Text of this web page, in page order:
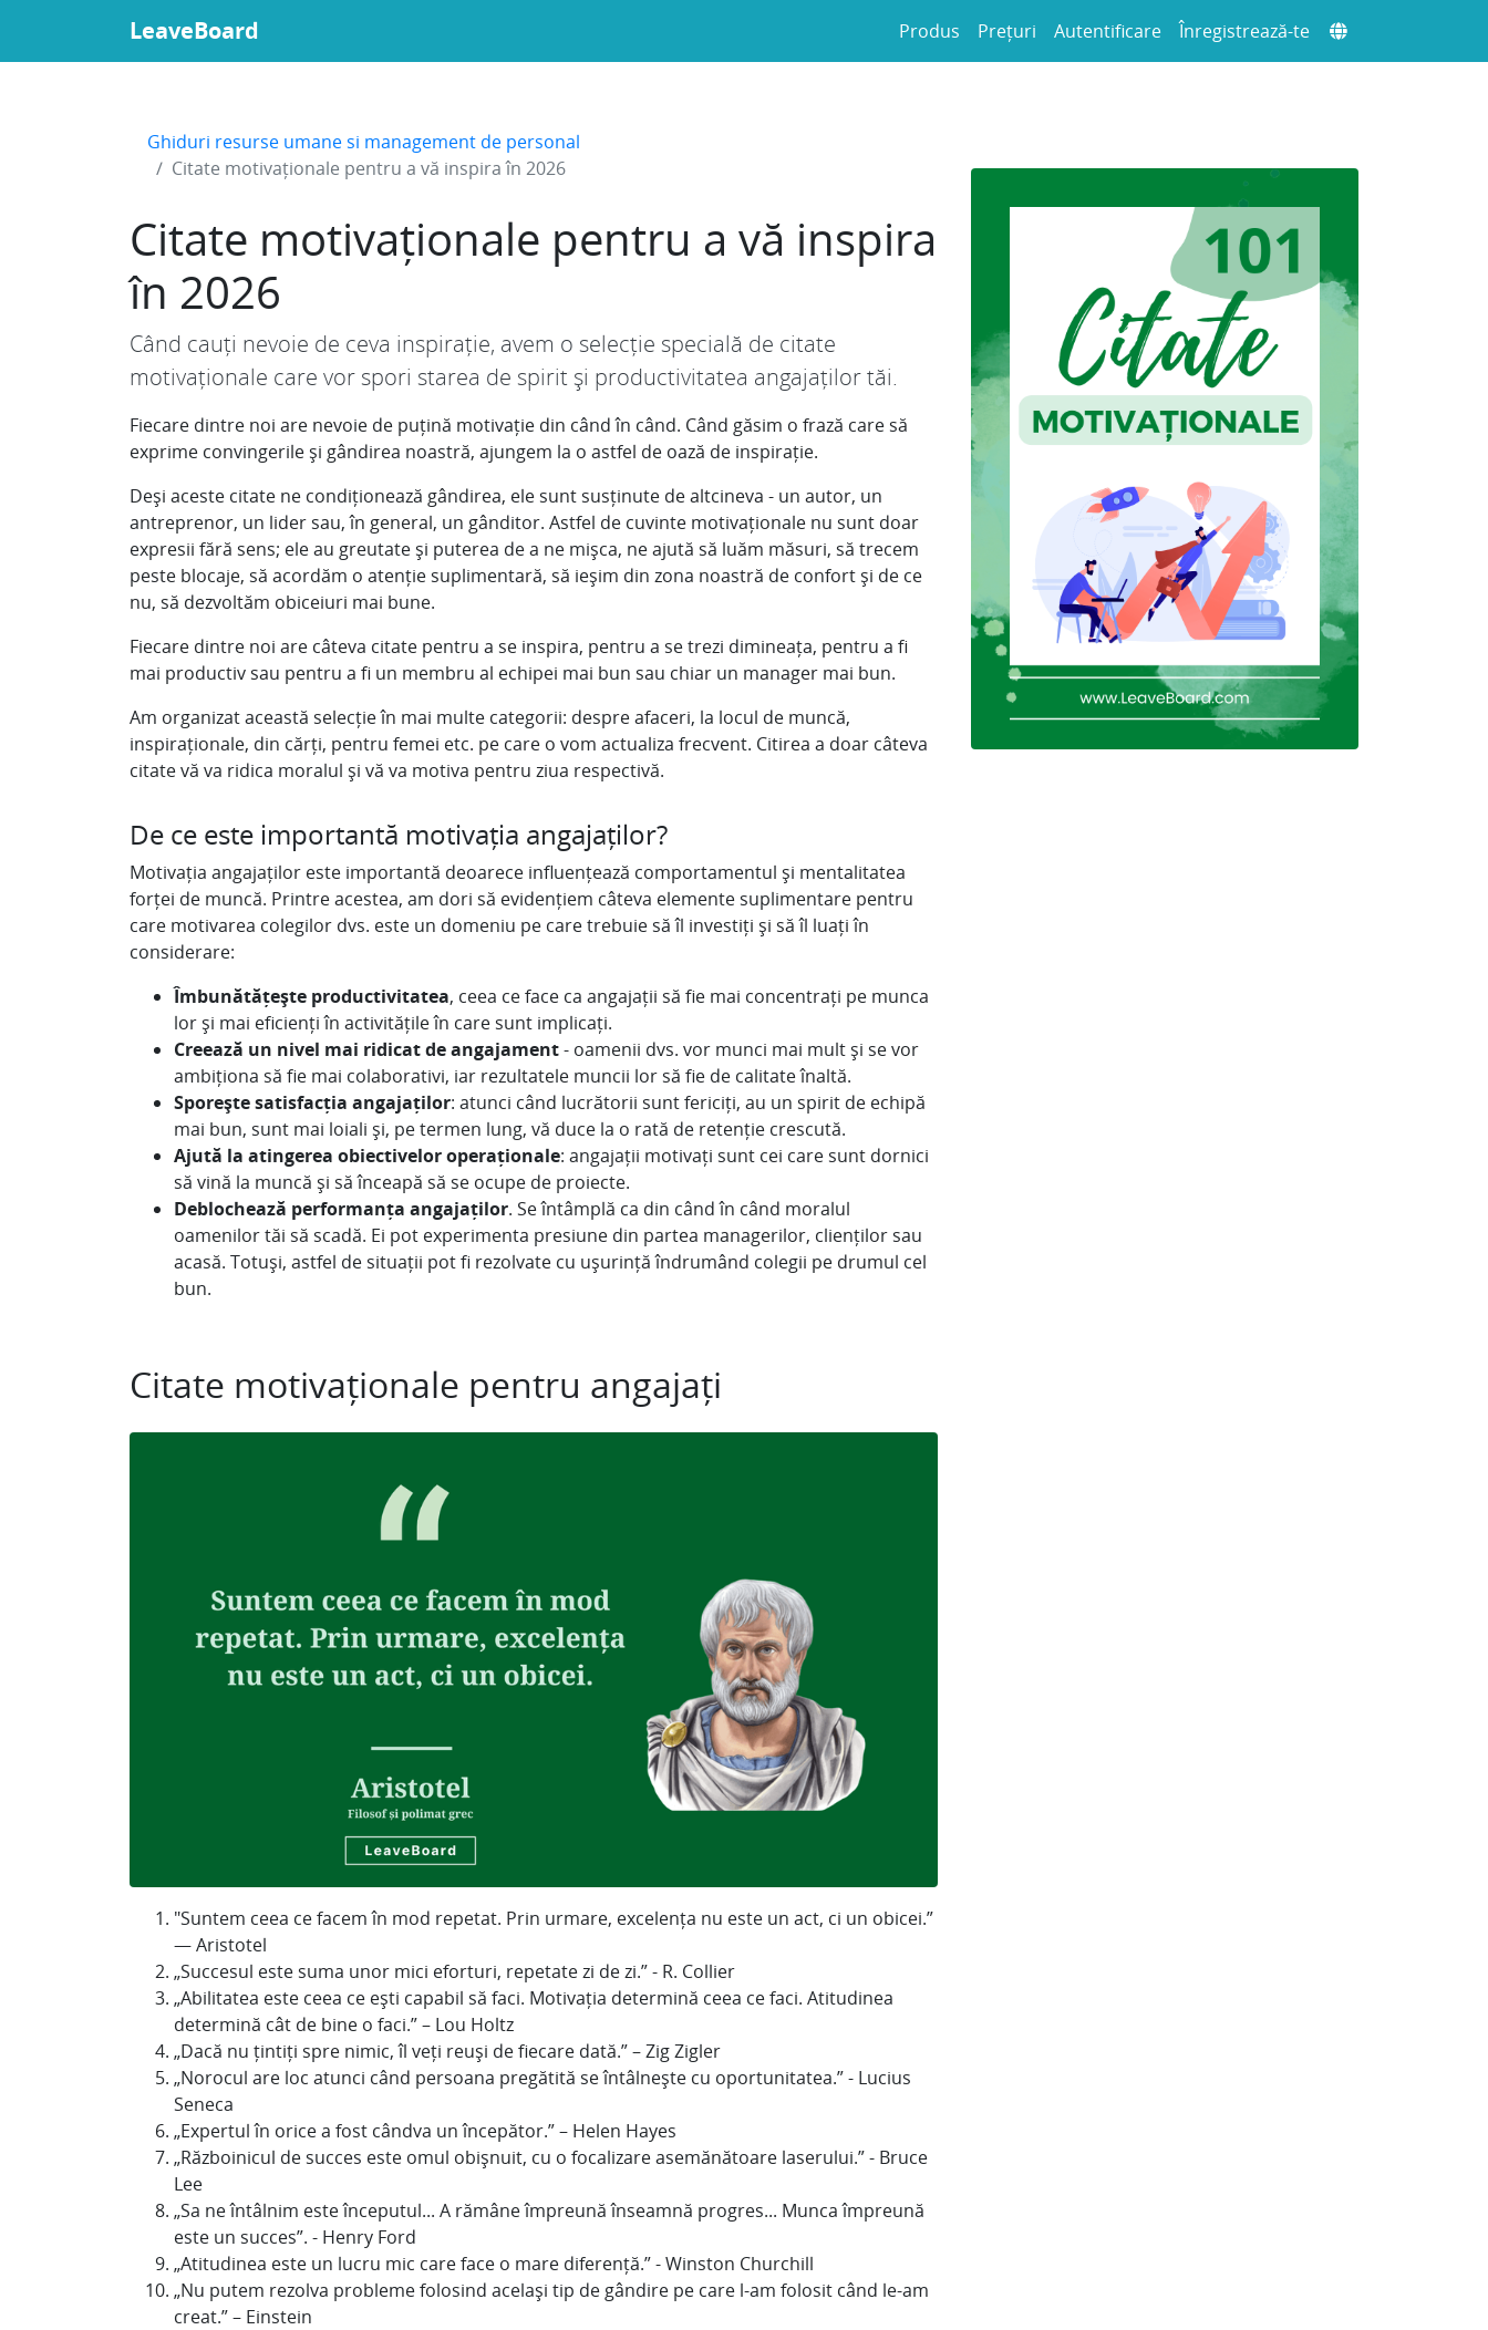
LeaveBoard Produs Prețuri Autentificare Înregistrează-te
Ghiduri resurse umane si management de personal
Citate motivaționale pentru a vă inspira în 2026
Citate motivaționale pentru a vă inspira
în 2026
Când cauți nevoie de ceva inspirație, avem o selecție specială de citate
motivaționale care vor spori starea de spirit și productivitatea angajaților tăi.
Fiecare dintre noi are nevoie de puțină motivație din când în când. Când găsim o frază care să
exprime convingerile și gândirea noastră, ajungem la o astfel de oază de inspirație.
Deși aceste citate ne condiționează gândirea, ele sunt susținute de altcineva - un autor, un
antreprenor, un lider sau, în general, un gânditor. Astfel de cuvinte motivaționale nu sunt doar
expresii fără sens; ele au greutate și puterea de a ne mișca, ne ajută să luăm măsuri, să trecem
peste blocaje, să acordăm o atenție suplimentară, să ieșim din zona noastră de confort și de ce
nu, să dezvoltăm obiceiuri mai bune.
Fiecare dintre noi are câteva citate pentru a se inspira, pentru a se trezi dimineața, pentru a fi
mai productiv sau pentru a fi un membru al echipei mai bun sau chiar un manager mai bun.
Am organizat această selecție în mai multe categorii: despre afaceri, la locul de muncă,
inspiraționale, din cărți, pentru femei etc. pe care o vom actualiza frecvent. Citirea a doar câteva
citate vă va ridica moralul și vă va motiva pentru ziua respectivă.
De ce este importantă motivația angajaților?
Motivația angajaților este importantă deoarece influențează comportamentul și mentalitatea
forței de muncă. Printre acestea, am dori să evidențiem câteva elemente suplimentare pentru
care motivarea colegilor dvs. este un domeniu pe care trebuie să îl investiți și să îl luați în
considerare:
Îmbunătățește productivitatea, ceea ce face ca angajații să fie mai concentrați pe munca
lor și mai eficienți în activitățile în care sunt implicați.
Creează un nivel mai ridicat de angajament- oamenii dvs. vor munci mai mult și se vor
ambiționa să fie mai colaborativi, iar rezultatele muncii lor să fie de calitate înaltă.
Sporește satisfacția angajaților: atunci când lucrătorii sunt fericiți, au un spirit de echipă
mai bun, sunt mai loiali și, pe termen lung, vă duce la o rată de retenție crescută.
Ajută la atingerea obiectivelor operaționale: angajații motivați sunt cei care sunt dornici
să vină la muncă și să înceapă să se ocupe de proiecte.
Deblochează performanța angajaților. Se întâmplă ca din când în când moralul
oamenilor tăi să scadă. Ei pot experimenta presiune din partea managerilor, clienților sau
acasă. Totuși, astfel de situații pot fi rezolvate cu ușurință îndrumând colegii pe drumul cel
bun.
Citate motivaționale pentru angajați
"Suntem ceea ce facem în mod repetat. Prin urmare, excelența nu este un act, ci un obicei.”
— Aristotel
„Succesul este suma unor mici eforturi, repetate zi de zi.” - R. Collier
„Abilitatea este ceea ce ești capabil să faci. Motivația determină ceea ce faci. Atitudinea
determină cât de bine o faci.” – Lou Holtz
„Dacă nu țintiți spre nimic, îl veți reuși de fiecare dată.” – Zig Zigler
„Norocul are loc atunci când persoana pregătită se întâlnește cu oportunitatea.” - Lucius
Seneca
„Expertul în orice a fost cândva un începător.” – Helen Hayes
„Războinicul de succes este omul obișnuit, cu o focalizare asemănătoare laserului.” - Bruce
Lee
„Sa ne întâlnim este începutul... A rămâne împreună înseamnă progres... Munca împreună
este un succes”. - Henry Ford
„Atitudinea este un lucru mic care face o mare diferență.” - Winston Churchill
„Nu putem rezolva probleme folosind același tip de gândire pe care l-am folosit când le-am
creat.” – Einstein